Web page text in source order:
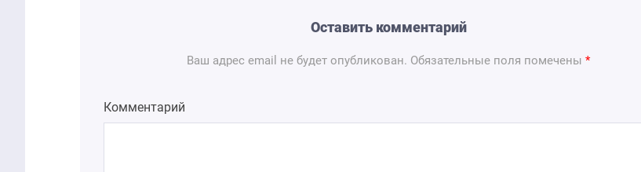
Оставить комментарий
Ваш адрес email не будет опубликован. Обязательные поля помечены*
Комментарий